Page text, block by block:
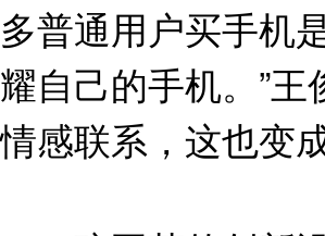
多普通用户买手机
耀自己的手机。”
情感联系，这也变